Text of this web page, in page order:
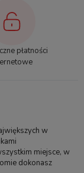
płatności
w
miejsce, w
dokonasz